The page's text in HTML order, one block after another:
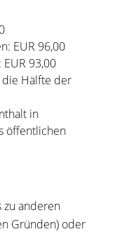
EUR 96,00
93,00
die Hälfte der
in
öffentlichen
zu anderen
Gründen) oder